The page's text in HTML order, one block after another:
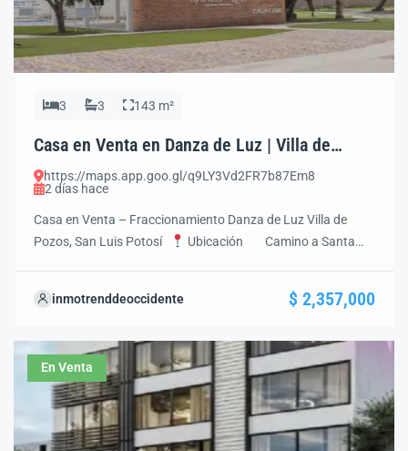
3 3 143 m²
Casa en Venta en Danza de Luz | Villa de
Pozos | 3 Recámaras | Roof Garden
https://maps.app.goo.gl/q9LY3Vd2FR7b87Em8
2 días hace
Casa en Venta – Fraccionamiento Danza de Luz Villa de
Pozos, San Luis Potosí
Ubicación Camino a Santa
Residencial
Terreno: Desde 120 m²
Construcción:
inmotrenddeoccidente $ 2,357,000
En Venta